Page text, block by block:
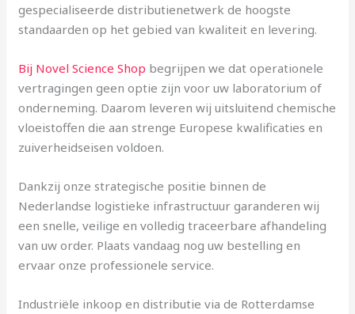
gespecialiseerde distributienetwerk de hoogste
standaarden op het gebied van kwaliteit en levering.
Bij Novel Science Shop begrijpen we dat operationele
vertragingen geen optie zijn voor uw laboratorium of
onderneming. Daarom leveren wij uitsluitend chemische
vloeistoffen die aan strenge Europese kwalificaties en
zuiverheidseisen voldoen.
Dankzij onze strategische positie binnen de
Nederlandse logistieke infrastructuur garanderen wij
een snelle, veilige en volledig traceerbare afhandeling
van uw order. Plaats vandaag nog uw bestelling en
ervaar onze professionele service.
Industriële inkoop en distributie via de Rotterdamse